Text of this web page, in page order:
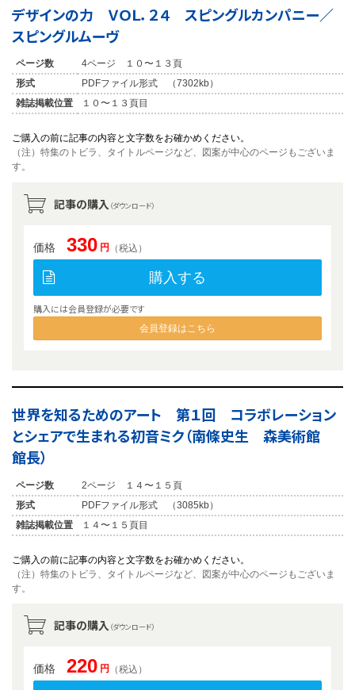
デザインの力 ＶＯＬ．２４ スピングルカンパニー／
スピングルムーヴ
ページ数
4ページ １０〜１３頁
形式
PDFファイル形式 （7302kb）
雑誌掲載位置
１０〜１３頁目
ご購入の前に記事の内容と文字数をお確かめください。
（注）特集のトビラ、タイトルページなど、図案が中心のページもございま
す。
記事の購入 （ダウンロード）
価格 330 円 （税込）
購入する
購入には会員登録が必要です
会員登録はこちら
世界を知るためのアート 第１回 コラボレーション
とシェアで生まれる初音ミク（南條史生 森美術館
館長）
ページ数
2ページ １４〜１５頁
形式
PDFファイル形式 （3085kb）
雑誌掲載位置
１４〜１５頁目
ご購入の前に記事の内容と文字数をお確かめください。
（注）特集のトビラ、タイトルページなど、図案が中心のページもございま
す。
記事の購入 （ダウンロード）
価格 220 円 （税込）